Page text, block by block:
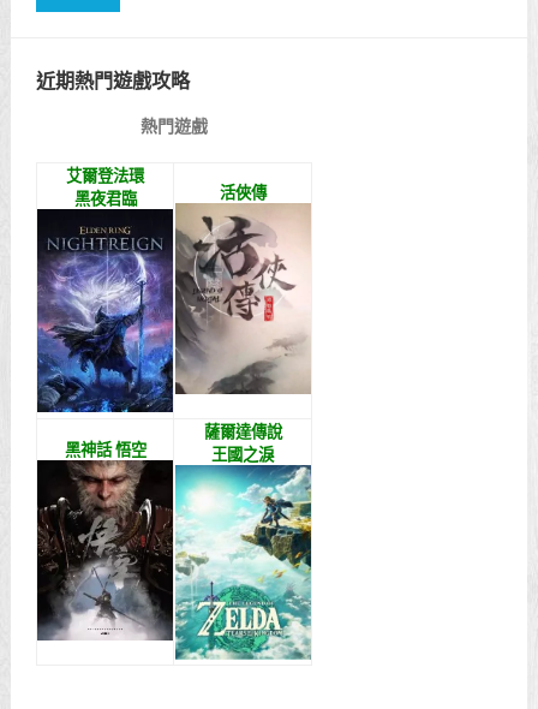
近期熱門遊戲攻略
熱門遊戲
艾爾登法環
黑夜君臨
活俠傳
黑神話 悟空
薩爾達傳說
王國之淚